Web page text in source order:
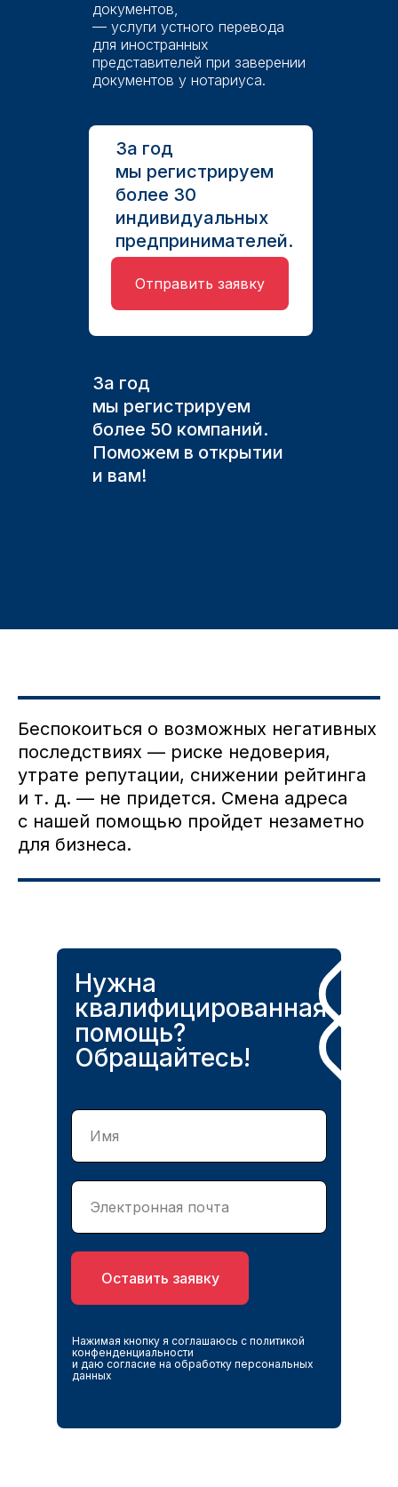
документов,
— услуги устного перевода
для иностранных
представителей при заверении
документов у нотариуса.
За год
мы регистрируем
более 50 компаний.
Поможем в открытии
и вам!
Отправить заявку
За год
мы регистрируем
более 30
индивидуальных
предпринимателей.
Беспокоиться о возможных негативных
последствиях — риске недоверия,
утрате репутации, снижении рейтинга
и т. д. — не придется. Смена адреса
с нашей помощью пройдет незаметно
для бизнеса.
Нужна
квалифицированная
помощь?
Обращайтесь!
Оставить заявку
Нажимая кнопку я соглашаюсь с политикой
конфенденциальности
и даю согласие на обработку персональных
данных